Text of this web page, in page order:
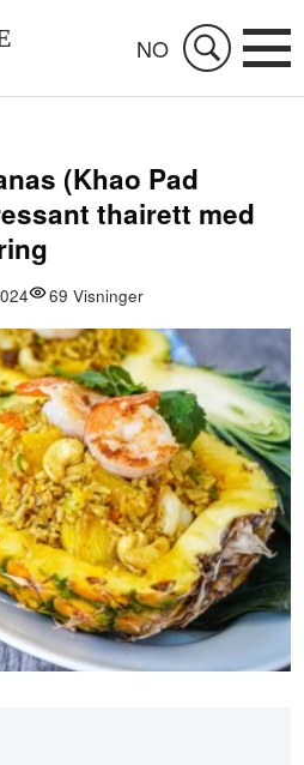
NO
(Khao Pad
thairett med
69 Visninger